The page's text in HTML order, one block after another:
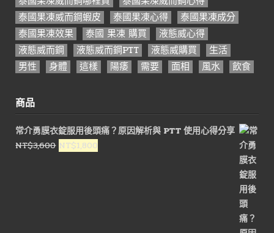
泰國果凍威而鋼蝦皮
泰國果凍心得
泰國果凍成分
泰國果凍效果
泰國 果凍 購買
液態威心得
液態威而鋼
液態威而鋼PTT 液態威購買
生活
男性
身體 這樣 陽痿 需要 面相 風水 飲食
商品
常介勇膜衣錠服用後頭痛？原因解析與 PTT 使用心得分享
NT$3,600 原
NT$1,800